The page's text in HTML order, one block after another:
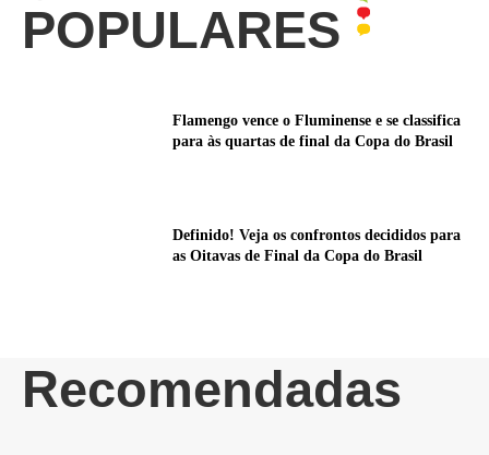
POPULARES
Flamengo vence o Fluminense e se classifica
para às quartas de final da Copa do Brasil
Definido! Veja os confrontos decididos para
as Oitavas de Final da Copa do Brasil
Recomendadas